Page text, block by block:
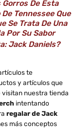
De Esta
Tennessee Que
Se Trata De Una
Por Su Sabor
Jack Daniels?
te
y artículos que
visitan nuestra tienda
intentando
regalar de Jack
más conceptos